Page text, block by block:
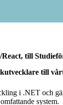
till
till
i .NET och
system.